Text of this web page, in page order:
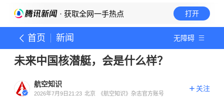
· 获取全网一手热点 打开
首页 新闻 无障碍
未来中国核潜艇，会是什么样？
航空知识
2026年7月9日21:23 北京 《航空知识》杂志官方账号
关注